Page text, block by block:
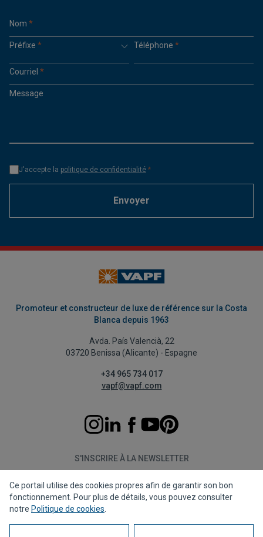
Nom *
Préfixe * Téléphone *
Courriel *
Message
J'accepte la politique de confidentialité *
Envoyer
Promoteur et constructeur de luxe de référence sur la Costa
Blanca depuis 1963
Avda. País Valencià, 22
03720 Benissa (Alicante) - Espagne
+34 965 734 017
vapf@vapf.com
S'INSCRIRE À LA NEWSLETTER
S'abonner
Ce portail utilise des cookies propres afin de garantir son bon
fonctionnement. Pour plus de détails, vous pouvez consulter
notre Politique de cookies